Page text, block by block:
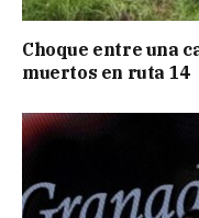
Choque entre una
muertos en ruta 14